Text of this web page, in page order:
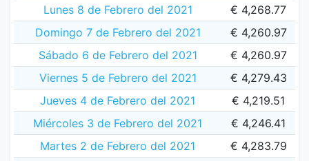
Lunes 8 de Febrero del 2021
€ 4,268.77
Domingo 7 de Febrero del 2021
€ 4,260.97
Sábado 6 de Febrero del 2021
€ 4,260.97
Viernes 5 de Febrero del 2021
€ 4,279.43
Jueves 4 de Febrero del 2021
€ 4,219.51
Miércoles 3 de Febrero del 2021
€ 4,246.41
Martes 2 de Febrero del 2021
€ 4,283.79